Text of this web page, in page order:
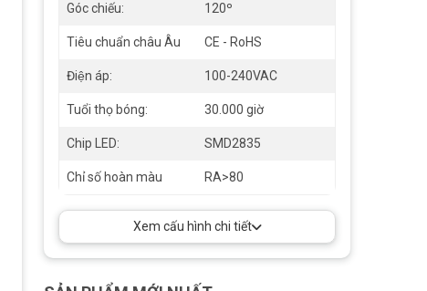
Góc chiếu: 120º
Tiêu chuẩn châu Âu CE - RoHS
Điện áp: 100-240VAC
Tuổi thọ bóng: 30.000 giờ
Chip LED: SMD2835
Chỉ số hoàn màu RA>80
Xem cấu hình chi tiết